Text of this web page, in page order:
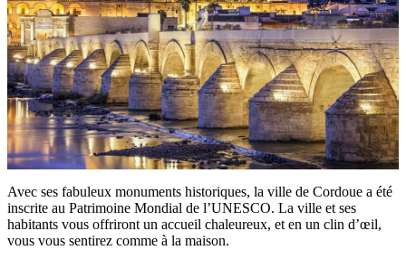
Avec ses fabuleux monuments historiques, la ville de Cordoue a été
inscrite au Patrimoine Mondial de l’UNESCO. La ville et ses
habitants vous offriront un accueil chaleureux, et en un clin d’œil,
vous vous sentirez comme à la maison.